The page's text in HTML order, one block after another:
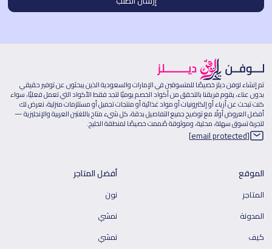
تم إنشاء لوفن ديلز خصيصًا للمتسوقين في الإمارات والسعودية الذين يبحثون عن توفير حقيقي
بدون عناء، يقوم فريقنا بالتحقق من أكواد الخصم يوميًا لتجد فقط الأكواد التي تعمل فعليًا، سواء
كنت تبحث عن أزياء أو إلكترونيات أو مواد غذائية أو منتجات تجميل أو مستلزمات منزلية، نعرض لك
أفضل العروض أولًا مع توضيح جميع التفاصيل بدقة، كل شيء متاح باللغتين العربية والإنجليزية —
لتجربة تسوق سهلة، محلية، وموثوقة صُممت خصيصًا لمنطقة الخليج.
[email protected]
الموقع
المتاجر
المدونة
كيف
أفضل المتاجر
نون
نمشي
نمشي